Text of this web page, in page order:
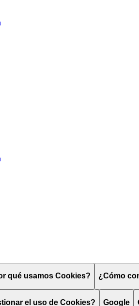
qué usamos Cookies? ¿Cómo
el uso de Cookies? Google